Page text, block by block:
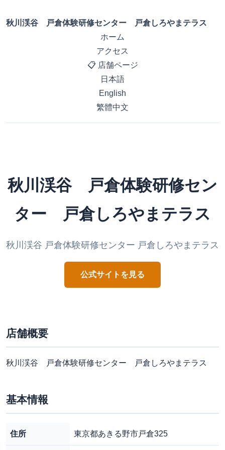
秋川渓谷 戸倉体験研修センター 戸倉しろやまテラス
ホーム
アクセス
📋 店舗ページ
日本語
English
繁體中文
秋川渓谷 戸倉体験研修セン
ター 戸倉しろやまテラス
秋川渓谷 戸倉体験研修センター 戸倉しろやまテラス
公式サイトを見る
店舗概要
秋川渓谷 戸倉体験研修センター 戸倉しろやまテラス
基本情報
住所 東京都あきる野市戸倉325